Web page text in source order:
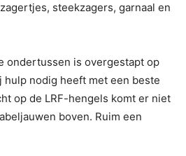
steekzagers, garnaal en
ondertussen is overgestapt op
hulp nodig heeft met een beste
op de LRF-hengels komt er niet
boven. Ruim een